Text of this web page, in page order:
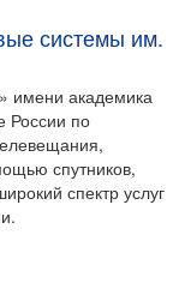
системы им.
имени академика
России по
спутников,
спектр услуг